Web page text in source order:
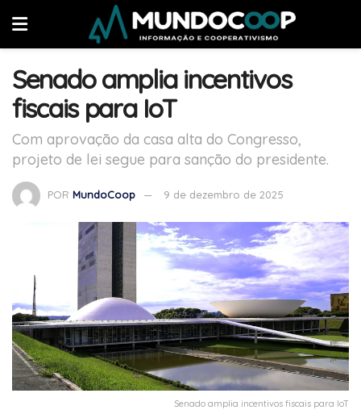
Senado amplia incentivos
fiscais para IoT
Com aprovação da casa alta do Congresso,
projeto de lei segue para sanção do presidente.
POR MundoCoop 9 de dezembro de 2025
Senado amplia incentivos fiscais para IoT